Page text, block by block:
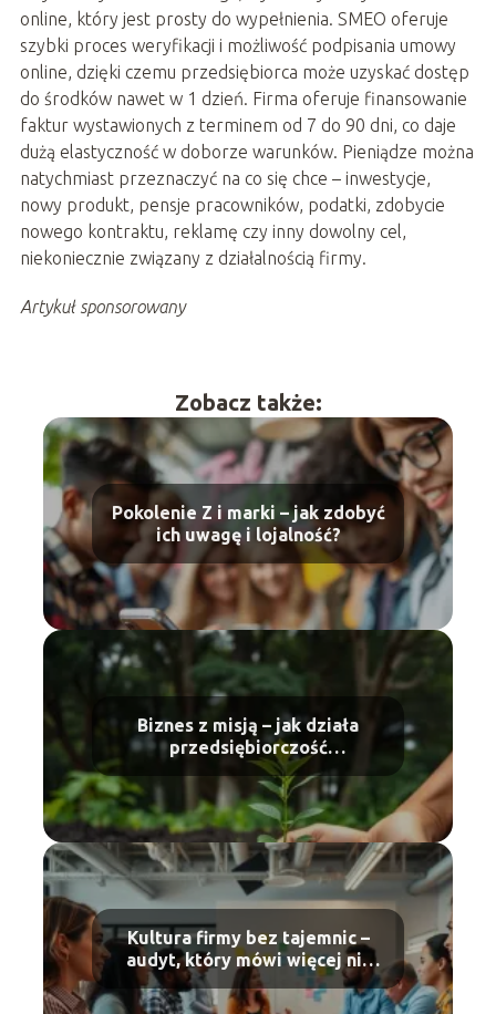
online, który jest prosty do wypełnienia. SMEO oferuje
szybki proces weryfikacji i możliwość podpisania umowy
online, dzięki czemu przedsiębiorca może uzyskać dostęp
do środków nawet w 1 dzień. Firma oferuje finansowanie
faktur wystawionych z terminem od 7 do 90 dni, co daje
dużą elastyczność w doborze warunków. Pieniądze można
natychmiast przeznaczyć na co się chce – inwestycje,
nowy produkt, pensje pracowników, podatki, zdobycie
nowego kontraktu, reklamę czy inny dowolny cel,
niekoniecznie związany z działalnością firmy.
Artykuł sponsorowany
Zobacz także:
Pokolenie Z i marki – jak zdobyć
ich uwagę i lojalność?
Biznes z misją – jak działa
przedsiębiorczość
regeneracyjna
Kultura firmy bez tajemnic –
audyt, który mówi więcej niż
raport